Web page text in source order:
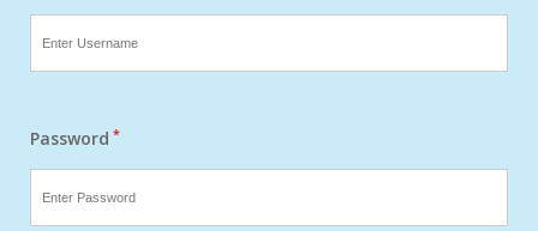
Password *